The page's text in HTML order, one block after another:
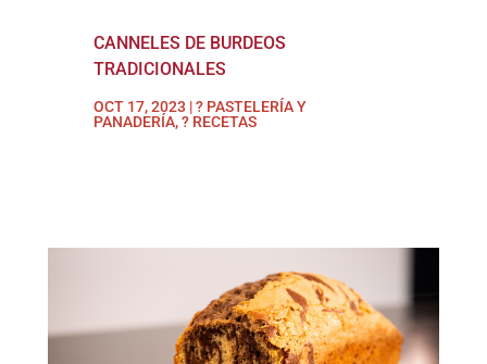
CANNELES DE BURDEOS
TRADICIONALES
OCT 17, 2023 |? PASTELERÍA Y
PANADERÍA,? RECETAS